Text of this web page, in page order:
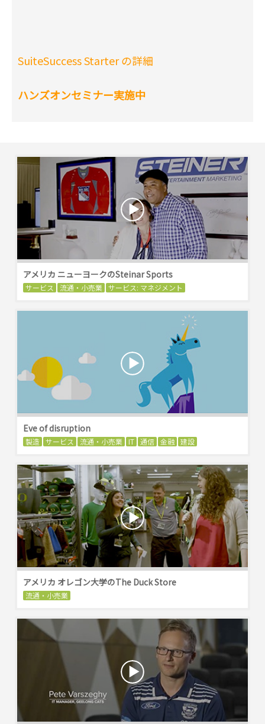
SuiteSuccess Starter の詳細
ハンズオンセミナー実施中
アメリカ ニューヨークのSteinar Sports
サービス 流通・小売業 サービス: マネジメント
Eve of disruption
製造 サービス 流通・小売業 IT 通信 金融 建設
アメリカ オレゴン大学のThe Duck Store
流通・小売業